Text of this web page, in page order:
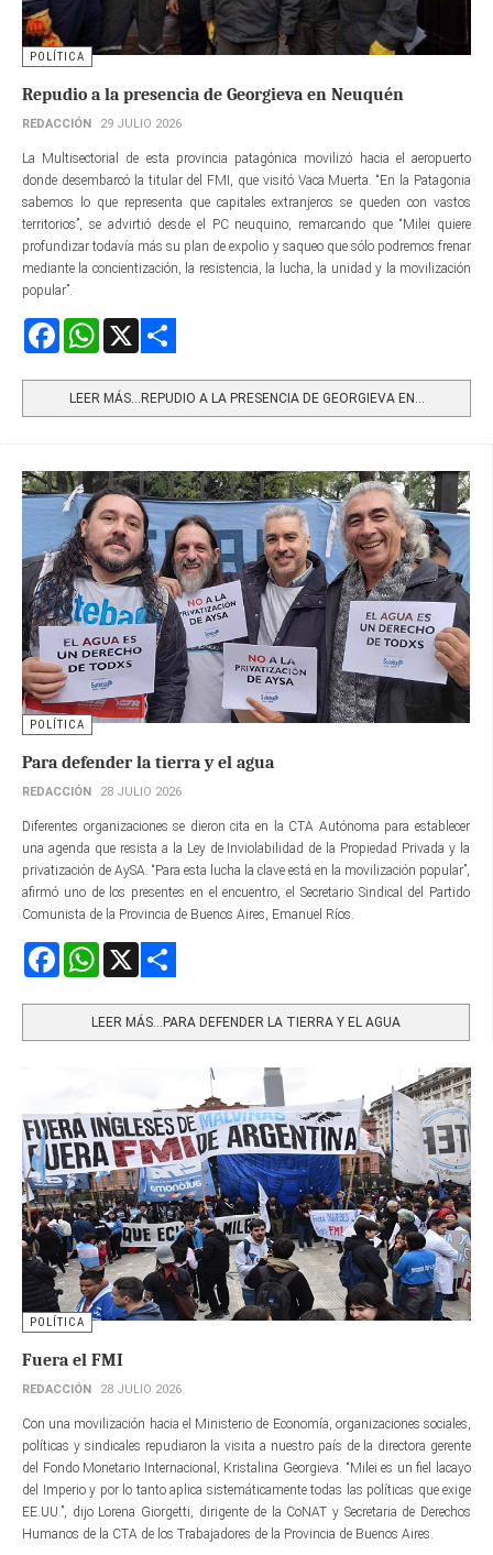
POLÍTICA
Repudio a la presencia de Georgieva en Neuquén
REDACCIÓN 29 JULIO 2026
La Multisectorial de esta provincia patagónica movilizó hacia el aeropuerto
donde desembarcó la titular del FMI, que visitó Vaca Muerta. “En la Patagonia
sabemos lo que representa que capitales extranjeros se queden con vastos
territorios”, se advirtió desde el PC neuquino, remarcando que “Milei quiere
profundizar todavía más su plan de expolio y saqueo que sólo podremos frenar
mediante la concientización, la resistencia, la lucha, la unidad y la movilización
popular”.
FacebookWhatsApp
LEER MÁS…REPUDIO A LA PRESENCIA DE GEORGIEVA EN...
POLÍTICA
Para defender la tierra y el agua
REDACCIÓN 28 JULIO 2026
Diferentes organizaciones se dieron cita en la CTA Autónoma para establecer
una agenda que resista a la Ley de Inviolabilidad de la Propiedad Privada y la
privatización de AySA. “Para esta lucha la clave está en la movilización popular”,
afirmó uno de los presentes en el encuentro, el Secretario Sindical del Partido
Comunista de la Provincia de Buenos Aires, Emanuel Ríos.
FacebookWhatsApp
LEER MÁS…PARA DEFENDER LA TIERRA Y EL AGUA
POLÍTICA
Fuera el FMI
REDACCIÓN 28 JULIO 2026
Con una movilización hacia el Ministerio de Economía, organizaciones sociales,
políticas y sindicales repudiaron la visita a nuestro país de la directora gerente​
del Fondo Monetario Internacional, Kristalina Georgieva. “Milei es un fiel lacayo
del Imperio y por lo tanto aplica sistemáticamente todas las políticas que exige
EE.UU.”, dijo Lorena Giorgetti, dirigente de la CoNAT y Secretaria de Derechos
Humanos de la CTA de los Trabajadores de la Provincia de Buenos Aires.